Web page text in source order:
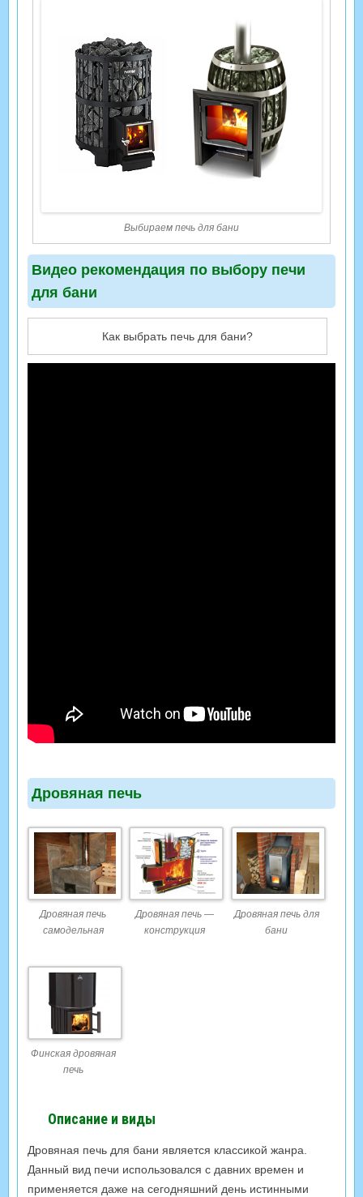
Выбираем печь для бани
Видео рекомендация по выбору печи
для бани
Как выбрать печь для бани?
Дровяная печь
Дровяная печь
самодельная
Дровяная печь —
конструкция
Дровяная печь для
бани
Финская дровяная
печь
Описание и виды
Дровяная печь для бани является классикой жанра.
Данный вид печи использовался с давних времен и
применяется даже на сегодняшний день истинными